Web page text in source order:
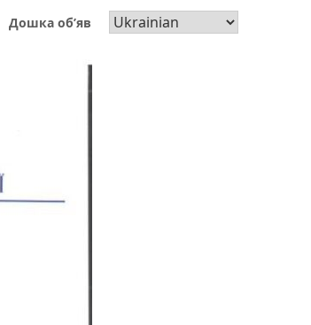
Дошка об’яв